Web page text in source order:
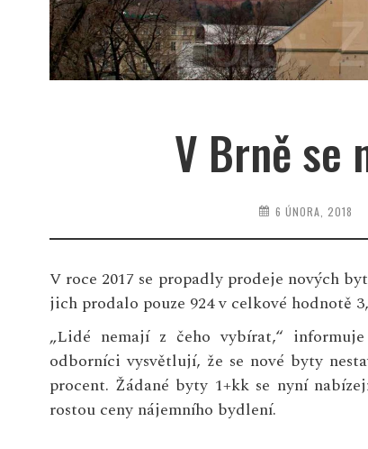
V Brně se
6 ÚNORA, 2018
V roce 2017 se propadly prodeje nových
jich prodalo pouze 924 v celkové hodnotě
„Lidé nemají z čeho vybírat,“
odborníci vysvětlují, že se nové byty
procent. Žádané byty 1+kk se nyní
rostou ceny nájemního bydlení.